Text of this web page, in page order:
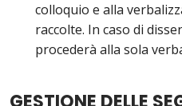
colloquio e alla
raccolte. In caso di
procederà alla sola